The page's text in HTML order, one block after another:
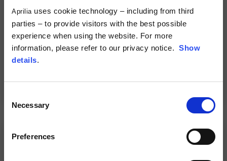
Aprilia uses cookie technology – including from third
parties – to provide visitors with the best possible
experience when using the website. For more
information, please refer to our privacy notice. Show
details.
Selection
Necessary
Preferences
Sacca regolabile "Aprilia
Ombrello "Aprilia Racing